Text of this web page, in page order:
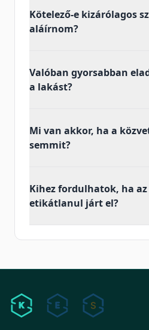
Kötelező-e kizárólagos
aláírnom?
Valóban gyorsabban
a lakást?
Mi van akkor, ha a
semmit?
Kihez fordulhatok, ha
etikátlanul járt el?